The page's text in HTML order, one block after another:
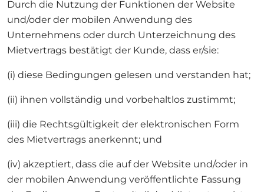
Durch die Nutzung der Funktionen der Website
und/oder der mobilen Anwendung des
Unternehmens oder durch Unterzeichnung des
Mietvertrags bestätigt der Kunde, dass er/sie:
(i) diese Bedingungen gelesen und verstanden hat;
(ii) ihnen vollständig und vorbehaltlos zustimmt;
(iii) die Rechtsgültigkeit der elektronischen Form
des Mietvertrags anerkennt; und
(iv) akzeptiert, dass die auf der Website und/oder in
der mobilen Anwendung veröffentlichte Fassung